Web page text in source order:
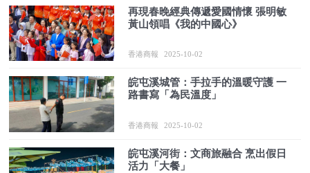
再現春晚經典傳遞愛國情懷 張明敏
黃山領唱《我的中國心》
香港商報 2025-10-02
皖屯溪城管：手拉手的溫暖守護 一
路書寫「為民溫度」
香港商報 2025-10-02
皖屯溪河街：文商旅融合 烹出假日
活力「大餐」